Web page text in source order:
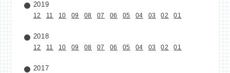
2019
12 11 10 09 08 07 06 05 04 03 02 01
2018
12 11 10 09 08 07 06 05 04 03 02 01
2017